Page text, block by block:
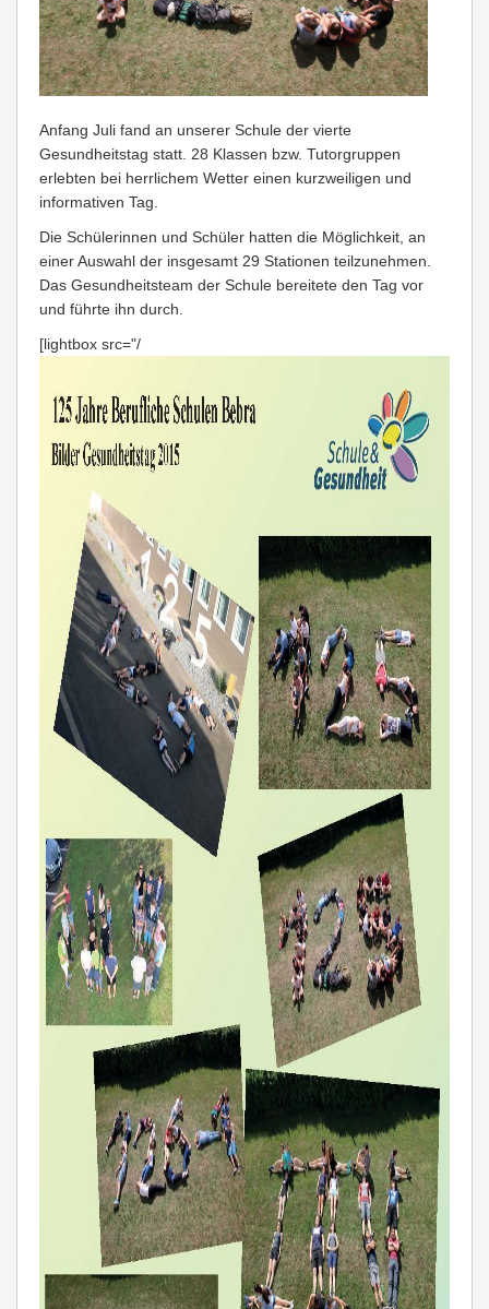
Anfang Juli fand an unserer Schule der vierte
Gesundheitstag statt. 28 Klassen bzw. Tutorgruppen
erlebten bei herrlichem Wetter einen kurzweiligen und
informativen Tag.
Die Schülerinnen und Schüler hatten die Möglichkeit, an
einer Auswahl der insgesamt 29 Stationen teilzunehmen.
Das Gesundheitsteam der Schule bereitete den Tag vor
und führte ihn durch.
[lightbox src="/